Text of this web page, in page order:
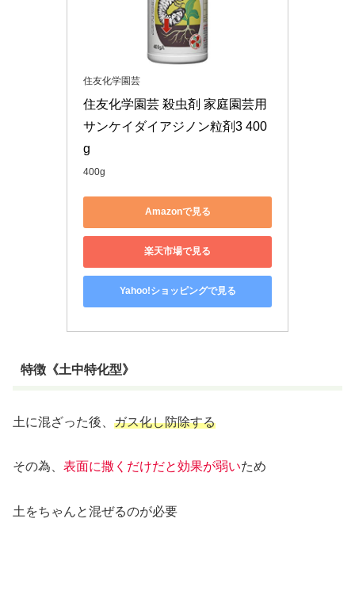
住友化学園芸
住友化学園芸 殺虫剤 家庭園芸用
サンケイダイアジノン粒剤3 400
g
400g
Amazonで見る
楽天市場で見る
Yahoo!ショッピングで見る
特徴《土中特化型》
土に混ざった後、 ガス化し防除する
その為、 表面に撒くだけだと効果が弱いため
土をちゃんと混ぜるのが必要